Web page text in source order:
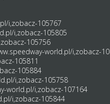
i,zobacz-105767
i,zobacz-105805
105756
world.pl/i,zobacz-
105811
105884
i,zobacz-105758
world.pl/i,zobacz-107164
i,zobacz-105844